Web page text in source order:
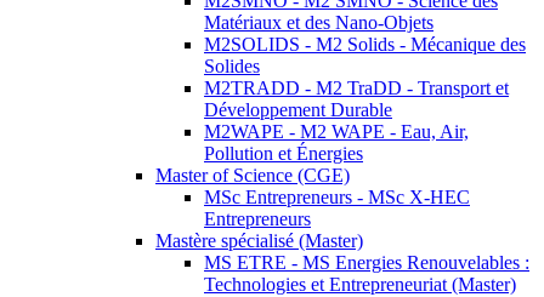
Matériaux et des Nano-Objets
M2SOLIDS - M2 Solids - Mécanique des
Solides
M2TRADD - M2 TraDD - Transport et
Développement Durable
M2WAPE - M2 WAPE - Eau, Air,
Pollution et Énergies
Master of Science (CGE)
MSc Entrepreneurs - MSc X-HEC
Entrepreneurs
Mastère spécialisé (Master)
MS ETRE - MS Energies Renouvelables :
Technologies et Entrepreneuriat (Master)